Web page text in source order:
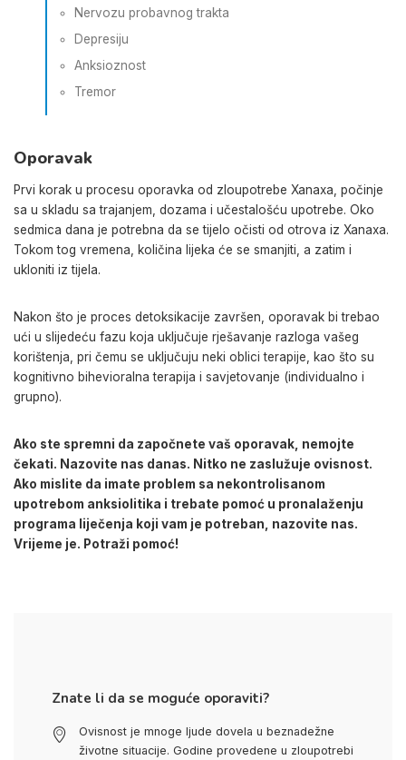
Nervozu probavnog trakta
Depresiju
Anksioznost
Tremor
Oporavak
Prvi korak u procesu oporavka od zloupotrebe Xanaxa, počinje
sa u skladu sa trajanjem, dozama i učestalošću upotrebe. Oko
sedmica dana je potrebna da se tijelo očisti od otrova iz Xanaxa.
Tokom tog vremena, količina lijeka će se smanjiti, a zatim i
ukloniti iz tijela.
Nakon što je proces detoksikacije završen, oporavak bi trebao
ući u slijedeću fazu koja uključuje rješavanje razloga vašeg
korištenja, pri čemu se uključuju neki oblici terapije, kao što su
kognitivno bihevioralna terapija i savjetovanje (individualno i
grupno).
Ako ste spremni da započnete vaš oporavak, nemojte
čekati. Nazovite nas danas. Nitko ne zaslužuje ovisnost.
Ako mislite da imate problem sa nekontrolisanom
upotrebom anksiolitika i trebate pomoć u pronalaženju
programa liječenja koji vam je potreban, nazovite nas.
Vrijeme je. Potraži pomoć!
Znate li da se moguće oporaviti?
Ovisnost je mnoge ljude dovela u beznadežne
životne situacije. Godine provedene u zloupotrebi